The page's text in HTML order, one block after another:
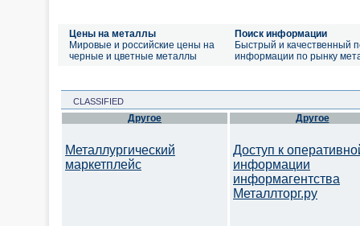
Цены на металлы
Мировые и российские цены на
черные и цветные металлы
Поиск информации
Быстрый и качественный
информации по рынку
CLASSIFIED
Другое
Металлургический
маркетплейс
Другое
Доступ к
информации
информагентства
Металлторг.ру